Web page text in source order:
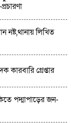
বৃক্ষরোপণ ও
১০১ সদস্যের
নষ্ট,থানায় লিখিত
কারবারি গ্রেপ্তার
পদ্মাপাড়ের জন-